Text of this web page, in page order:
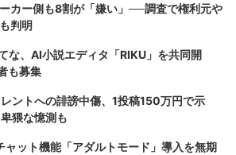
カー側も8割が「嫌い」──調査で権利元や
判明
な、AI小説エディタ「RIKU」を共同開
も募集
ントへの誹謗中傷、1投稿150万円で示
猥な憶測も
ット機能「アダルトモード」導入を無期